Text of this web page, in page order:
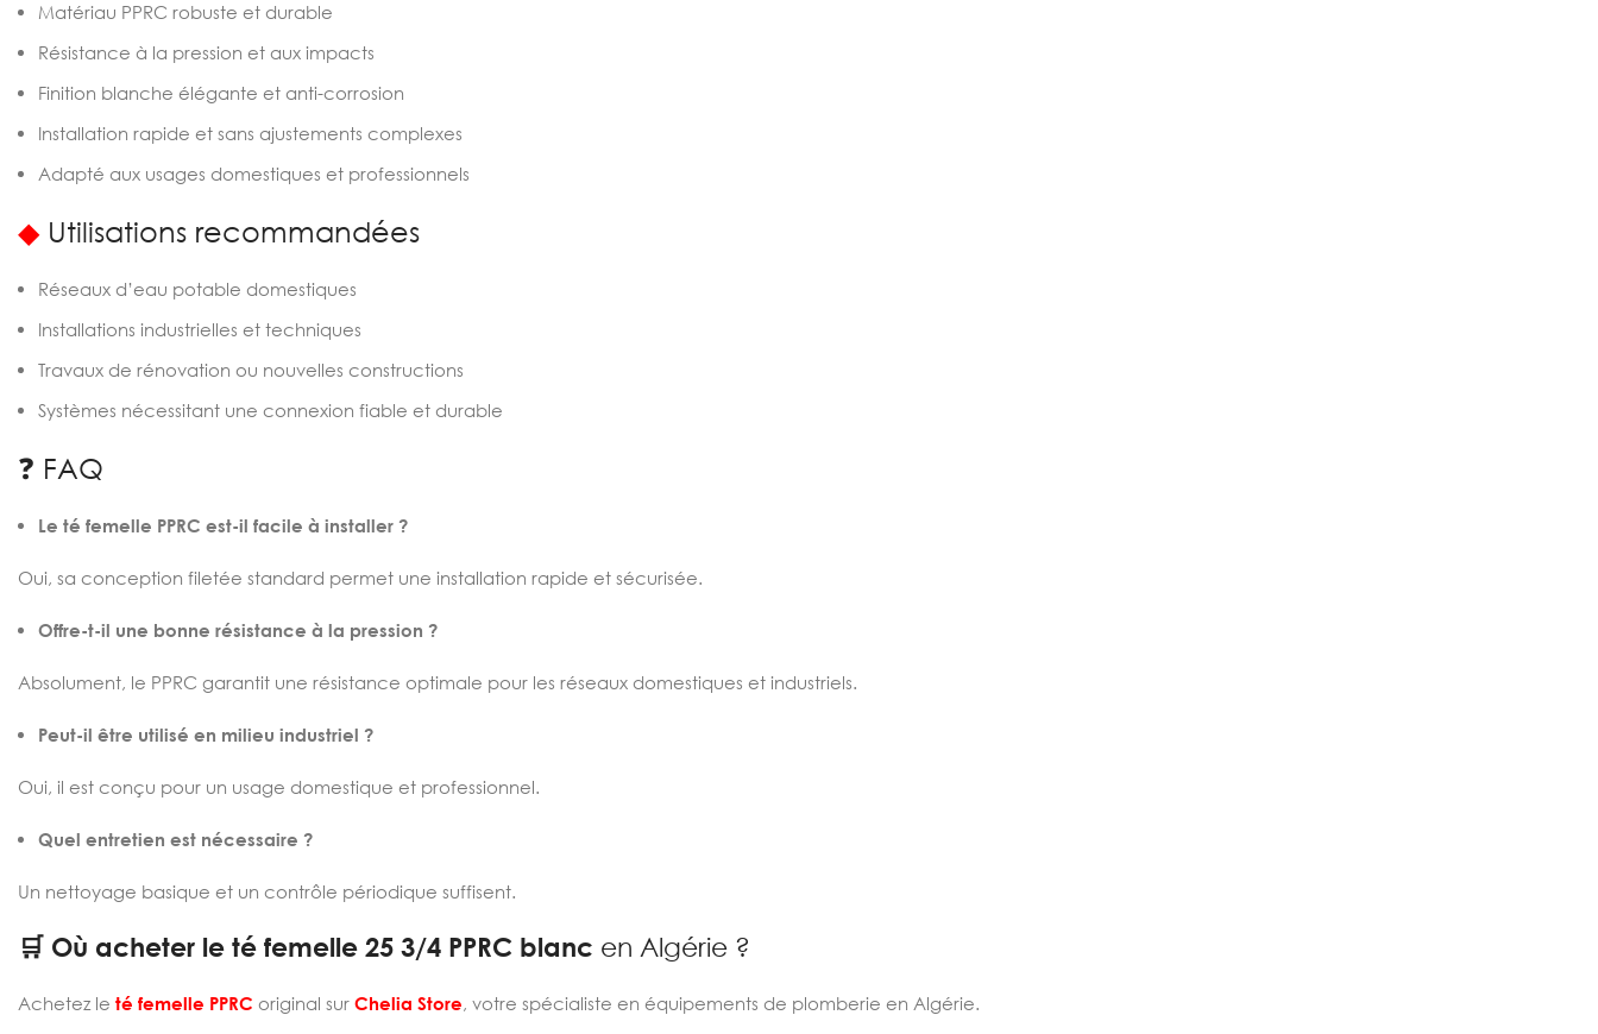
Matériau PPRC robuste et durable
Résistance à la pression et aux impacts
Finition blanche élégante et anti-corrosion
Installation rapide et sans ajustements complexes
Adapté aux usages domestiques et professionnels
◆Utilisations recommandées
Réseaux d’eau potable domestiques
Installations industrielles et techniques
Travaux de rénovation ou nouvelles constructions
Systèmes nécessitant une connexion fiable et durable
❓ FAQ
Le té femelle PPRC est-il facile à installer ?
Oui, sa conception filetée standard permet une installation rapide et sécurisée.
Offre-t-il une bonne résistance à la pression ?
Absolument, le PPRC garantit une résistance optimale pour les réseaux domestiques et industriels.
Peut-il être utilisé en milieu industriel ?
Oui, il est conçu pour un usage domestique et professionnel.
Quel entretien est nécessaire ?
Un nettoyage basique et un contrôle périodique suffisent.
🛒 Où acheter le té femelle 25 3/4 PPRC blanc en Algérie ?
Achetez le té femelle PPRC original sur Chelia Store, votre spécialiste en équipements de plomberie en Algérie.